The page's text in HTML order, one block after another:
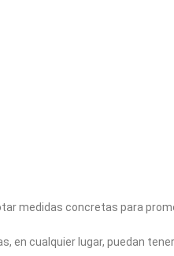
medidas concretas para
en cualquier lugar, puedan